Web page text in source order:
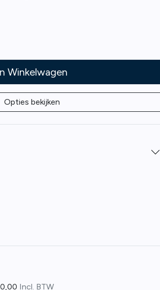
Winkelwagen
Opties bekijken
Incl. BTW